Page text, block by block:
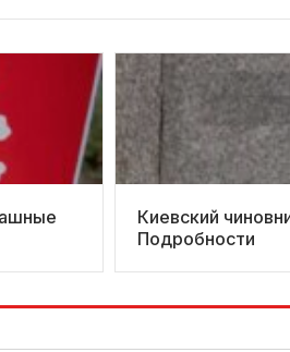
Киевский
Подробности